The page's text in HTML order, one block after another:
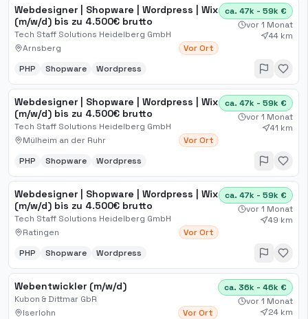
Webdesigner | Shopware | Wordpress | Wix
(m/w/d) bis zu 4.500€ brutto
Tech Staff Solutions Heidelberg GmbH
Arnsberg
Vor Ort
ca. 47k - 59k €
vor 1 Monat
44 km
PHP Shopware Wordpress
Webdesigner | Shopware | Wordpress | Wix
(m/w/d) bis zu 4.500€ brutto
Tech Staff Solutions Heidelberg GmbH
Mülheim an der Ruhr
Vor Ort
ca. 47k - 59k €
vor 1 Monat
41 km
PHP Shopware Wordpress
Webdesigner | Shopware | Wordpress | Wix
(m/w/d) bis zu 4.500€ brutto
Tech Staff Solutions Heidelberg GmbH
Ratingen
Vor Ort
ca. 47k - 59k €
vor 1 Monat
49 km
PHP Shopware Wordpress
Webentwickler (m/w/d)
Kubon & Dittmar GbR
Iserlohn
Vor Ort
ca. 36k - 46k €
vor 1 Monat
24 km